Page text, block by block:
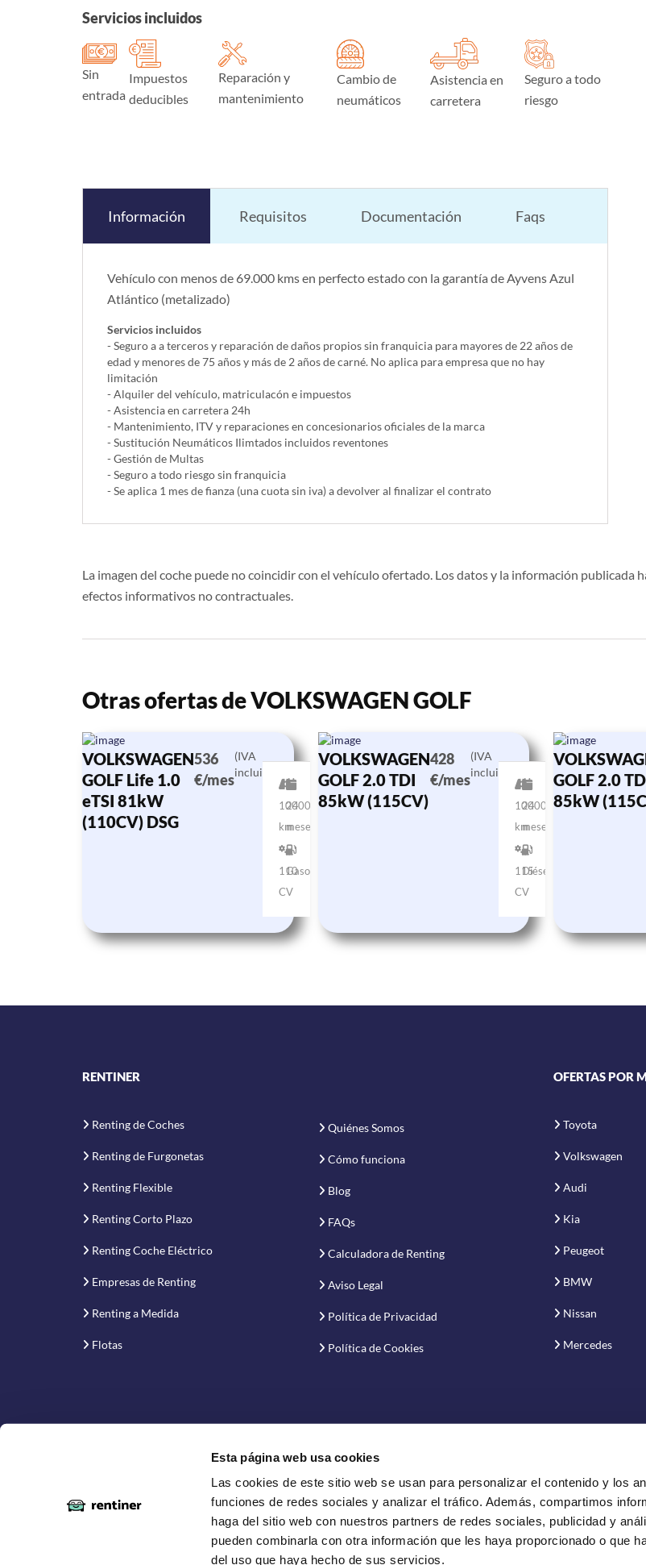
Esta página web usa cookies
Las cookies de este sitio web se usan para personalizar el contenido y los
funciones de redes sociales y analizar el tráfico. Además, compartimos
haga del sitio web con nuestros partners de redes sociales, publicidad y
pueden combinarla con otra información que les haya proporcionado o que
del uso que haya hecho de sus servicios.
Servicios incluidos
Sin
entrada
Impuestos
deducibles
Reparación y
mantenimiento
Cambio de
neumáticos
Asistencia en
carretera
Seguro a todo
riesgo
Información Requisitos Documentación Faqs
Vehículo con menos de 69.000 kms en perfecto estado con la garantía de Ayvens Azul
Atlántico (metalizado)
Servicios incluidos
- Seguro a a terceros y reparación de daños propios sin franquicia para mayores de 22 años de
edad y menores de 75 años y más de 2 años de carné. No aplica para empresa que no hay
limitación
- Alquiler del vehí­culo, matriculacón e impuestos
- Asistencia en carretera 24h
- Mantenimiento, ITV y reparaciones en concesionarios oficiales de la marca
- Sustitución Neumáticos Ilimtados incluidos reventones
- Gestión de Multas
- Seguro a todo riesgo sin franquicia
- Se aplica 1 mes de fianza (una cuota sin iva) a devolver al finalizar el contrato
La imagen del coche puede no coincidir con el vehículo ofertado. Los datos y la información
efectos informativos no contractuales.
Otras ofertas de VOLKSWAGEN GOLF
VOLKSWAGEN
GOLF Life 1.0
eTSI 81kW
(110CV) DSG
536
€/mes
(IVA
incluido)
10000
km
24
meses
110
CV
Gasolina
VOLKSWAGEN
GOLF 2.0 TDI
85kW (115CV)
428
€/mes
(IVA
incluido)
10000
km
24
meses
115
CV
Diésel
GOLF 2.0
85kW
RENTINER
Renting de Coches
Renting de Furgonetas
Renting Flexible
Renting Corto Plazo
Renting Coche Eléctrico
Empresas de Renting
Renting a Medida
Flotas
Quiénes Somos
Cómo funciona
Blog
FAQs
Calculadora de Renting
Aviso Legal
Política de Privacidad
Política de Cookies
OFERTAS POR
Toyota
Volkswagen
Audi
Kia
Peugeot
BMW
Nissan
Mercedes
Proyecto financiado por la Empresa Nacional de Innovación S.A.